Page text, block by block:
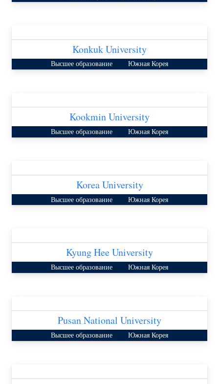
Konkuk University
Высшее образование Южная Корея
Kookmin University
Высшее образование Южная Корея
Korea University
Высшее образование Южная Корея
Kyung Hee University
Высшее образование Южная Корея
Pusan National University
Высшее образование Южная Корея